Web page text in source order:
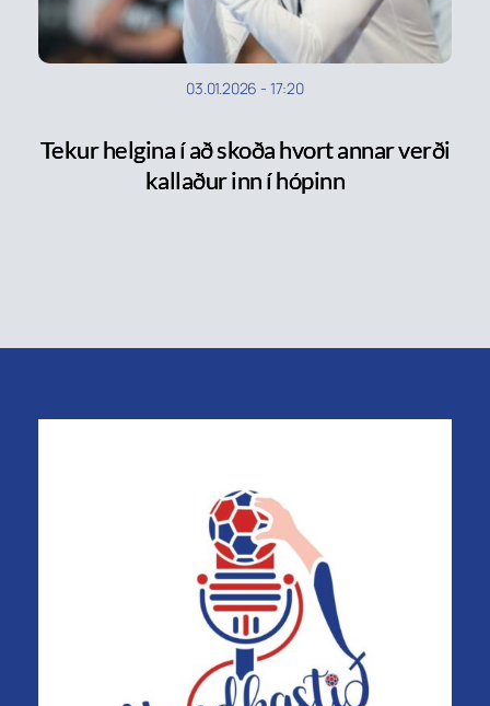
03.01.2026 - 17:20
Tekur helgina í að skoða hvort annar verði
kallaður inn í hópinn